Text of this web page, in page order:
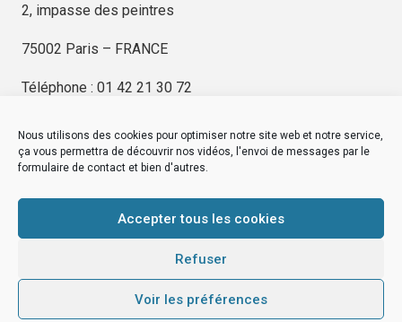
Nous utilisons des cookies pour optimiser notre site web et notre service,
ça vous permettra de découvrir nos vidéos, l'envoi de messages par le
formulaire de contact et bien d'autres.
Accepter tous les cookies
Refuser
Voir les préférences
2, impasse des peintres
75002 Paris – FRANCE
Téléphone : 01 42 21 30 72
EDITIONS KIMÉ
Mentions Légales
© byeDovel.com
editionskime.fr